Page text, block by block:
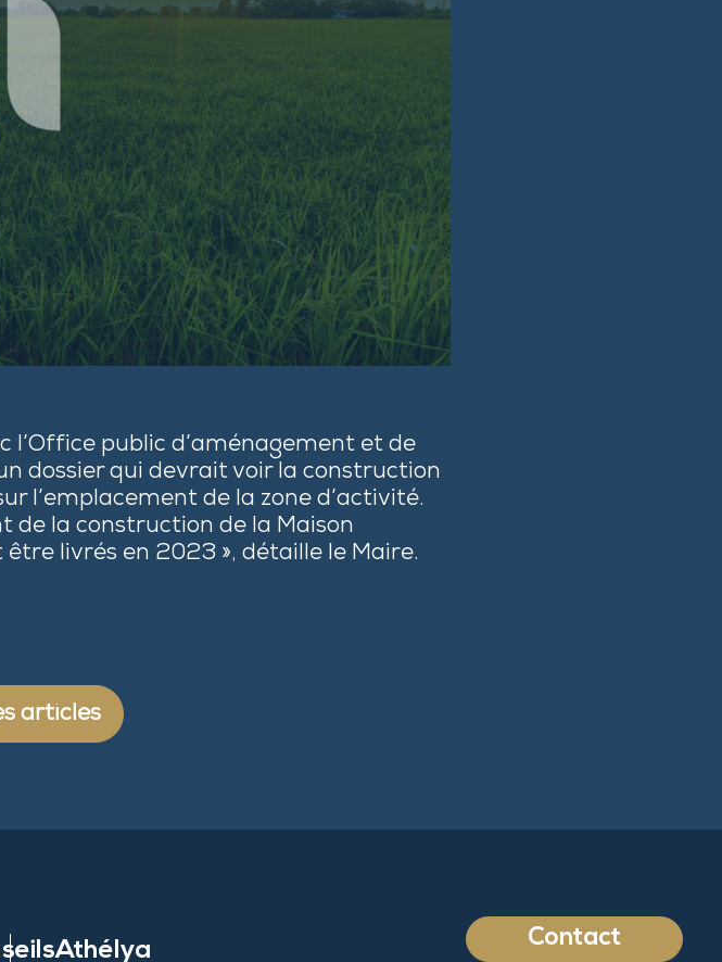
public d’aménagement et de
dossier qui devrait voir la construction
l’emplacement de la zone d’activité.
de la construction de la Maison
livrés en 2023 », détaille le Maire.
articles
Athélya Contact